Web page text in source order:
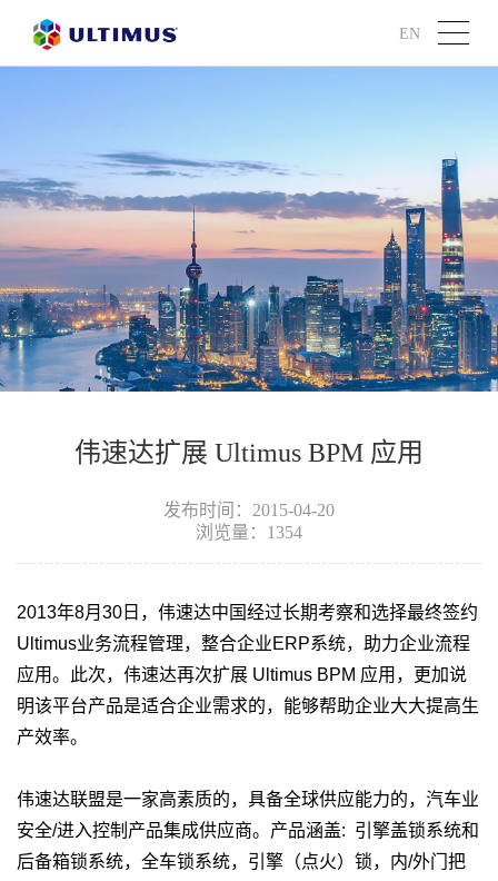
EN
伟速达扩展 Ultimus BPM 应用
发布时间：2015-04-20
浏览量：1354
2013年8月30日 ，伟速达中国经过长期考察和选择最终签约
Ultimus业务流程管理，整合企业ERP系统，助力企业流程
应用。此次，伟速达再次扩展 Ultimus BPM 应用，更加说
明该平台产品是适合企业需求的，能够帮助企业大大提高生
产效率。
伟速达联盟是一家高素质的，具备全球供应能力的，汽车业
安全/进入控制产品集成供应商。产品涵盖: 引擎盖锁系统和
后备箱锁系统，全车锁系统，引擎（点火）锁，内/外门把